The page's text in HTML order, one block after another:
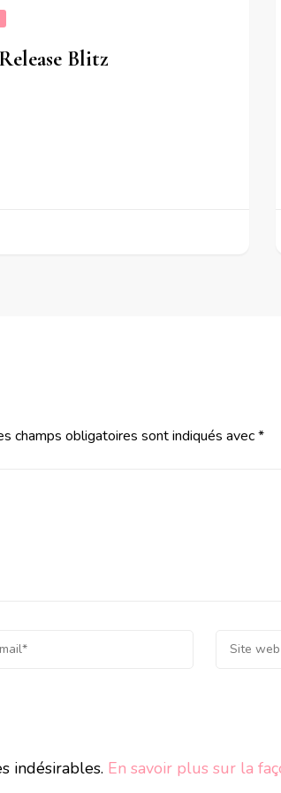
Blitz
champs obligatoires sont indiqués avec*
indésirables. En savoir plus sur la